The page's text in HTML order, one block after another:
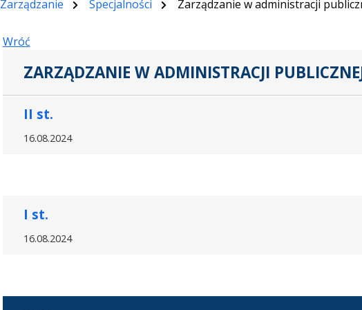
Zarządzanie Specjalności Zarządzanie w administracji
Wróć
ZARZĄDZANIE W ADMINISTRACJI
II st.
16.08.2024
I st.
16.08.2024